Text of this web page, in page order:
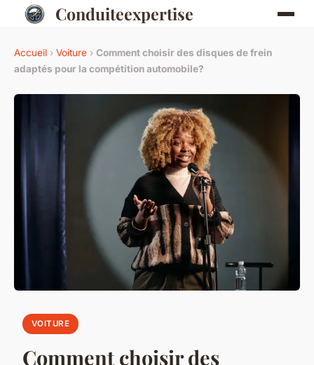
Conduiteexpertise
Accueil › Voiture › Comment choisir des disques de frein
adaptés pour la compétition automobile?
VOITURE
Comment choisir des